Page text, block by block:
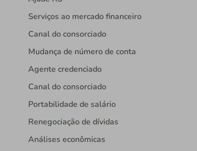
Serviços ao mercado financeiro
Canal do consorciado
Mudança de número de conta
Agente credenciado
Canal do consorciado
Portabilidade de salário
Renegociação de dívidas
Análises econômicas